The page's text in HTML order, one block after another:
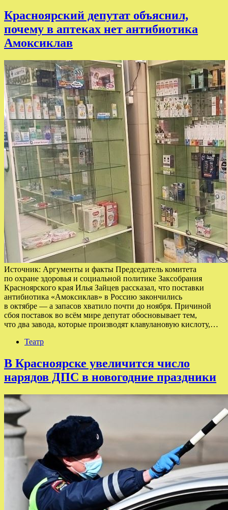
Красноярский депутат объяснил,
почему в аптеках нет антибиотика
Амоксиклав
Источник: Аргументы и факты Председатель комитета
по охране здоровья и социальной политике Заксобрания
Красноярского края Илья Зайцев рассказал, что поставки
антибиотика «Амоксиклав» в Россию закончились
в октябре — а запасов хватило почти до ноября. Причиной
сбоя поставок во всём мире депутат обосновывает тем,
что два завода, которые производят клавулановую кислоту,…
Театр
В Красноярске увеличится число
нарядов ДПС в новогодние праздники